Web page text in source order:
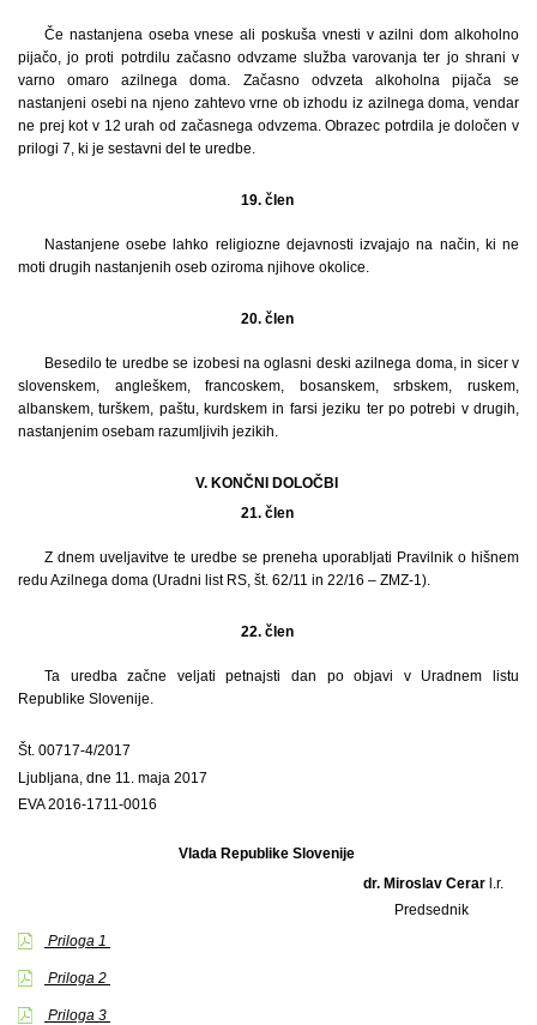
Če nastanjena oseba vnese ali poskuša vnesti v azilni dom alkoholno
pijačo, jo proti potrdilu začasno odvzame služba varovanja ter jo shrani v
varno omaro azilnega doma. Začasno odvzeta alkoholna pijača se
nastanjeni osebi na njeno zahtevo vrne ob izhodu iz azilnega doma, vendar
ne prej kot v 12 urah od začasnega odvzema. Obrazec potrdila je določen v
prilogi 7, ki je sestavni del te uredbe.
19. člen
Nastanjene osebe lahko religiozne dejavnosti izvajajo na način, ki ne
moti drugih nastanjenih oseb oziroma njihove okolice.
20. člen
Besedilo te uredbe se izobesi na oglasni deski azilnega doma, in sicer v
slovenskem, angleškem, francoskem, bosanskem, srbskem, ruskem,
albanskem, turškem, paštu, kurdskem in farsi jeziku ter po potrebi v drugih,
nastanjenim osebam razumljivih jezikih.
V. KONČNI DOLOČBI
21. člen
Z dnem uveljavitve te uredbe se preneha uporabljati Pravilnik o hišnem
redu Azilnega doma (Uradni list RS, št. 62/11 in 22/16 – ZMZ-1).
22. člen
Ta uredba začne veljati petnajsti dan po objavi v Uradnem listu
Republike Slovenije.
Št. 00717-4/2017
Ljubljana, dne 11. maja 2017
EVA 2016-1711-0016
Vlada Republike Slovenije
dr. Miroslav Cerar l.r.
Predsednik
Priloga 1
Priloga 2
Priloga 3